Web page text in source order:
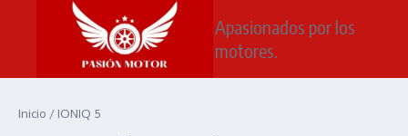
Saltar al contenido
Apasionados por los
motores.
Inicio / IONIQ 5